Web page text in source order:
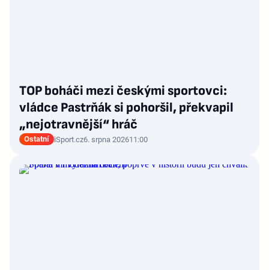
TOP boháči mezi českými sportovci:
vládce Pastrňák si pohoršil, překvapil
„nejotravnější“ hráč
Ostatní iSport.cz6. srpna 202611:00